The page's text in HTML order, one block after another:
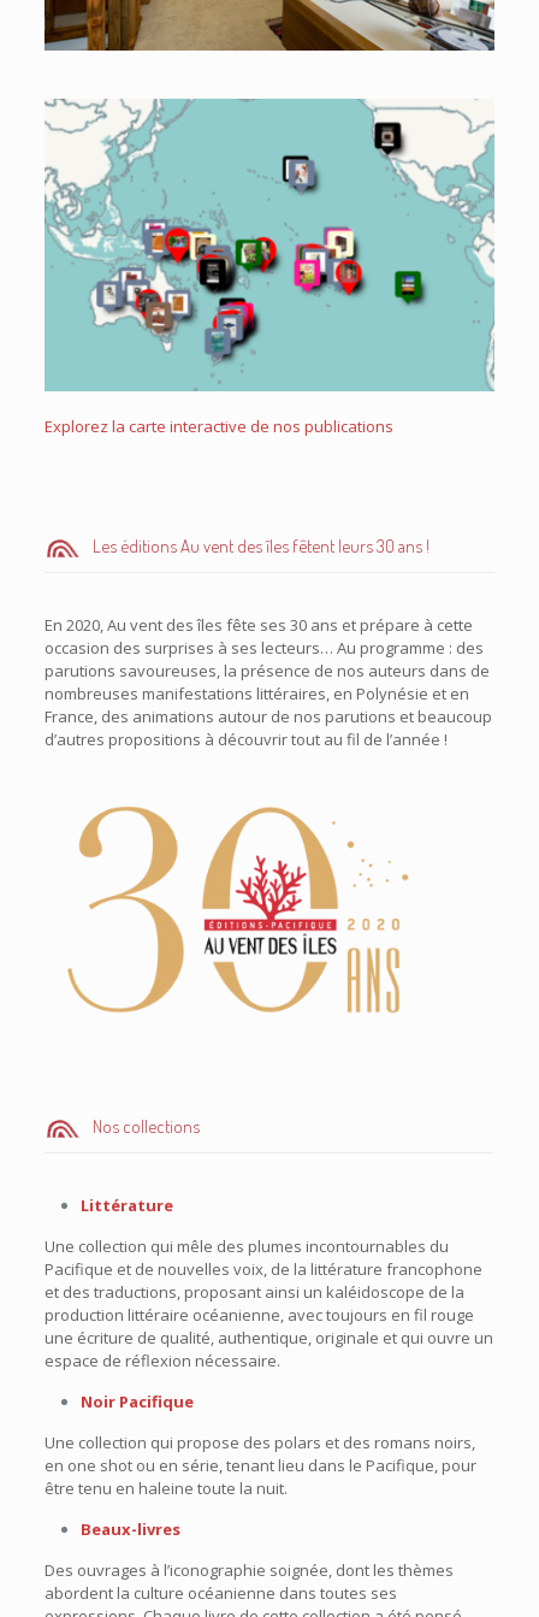
Explorez la carte interactive de nos publications
Les éditions Au vent des îles fêtent leurs 30 ans !
En 2020, Au vent des îles fête ses 30 ans et prépare à cette
occasion des surprises à ses lecteurs… Au programme : des
parutions savoureuses, la présence de nos auteurs dans de
nombreuses manifestations littéraires, en Polynésie et en
France, des animations autour de nos parutions et beaucoup
d’autres propositions à découvrir tout au fil de l’année !
Nos collections
Littérature
Une collection qui mêle des plumes incontournables du
Pacifique et de nouvelles voix, de la littérature francophone
et des traductions, proposant ainsi un kaléidoscope de la
production littéraire océanienne, avec toujours en fil rouge
une écriture de qualité, authentique, originale et qui ouvre un
espace de réflexion nécessaire.
Noir Pacifique
Une collection qui propose des polars et des romans noirs,
en one shot ou en série, tenant lieu dans le Pacifique, pour
être tenu en haleine toute la nuit.
Beaux-livres
Des ouvrages à l’iconographie soignée, dont les thèmes
abordent la culture océanienne dans toutes ses